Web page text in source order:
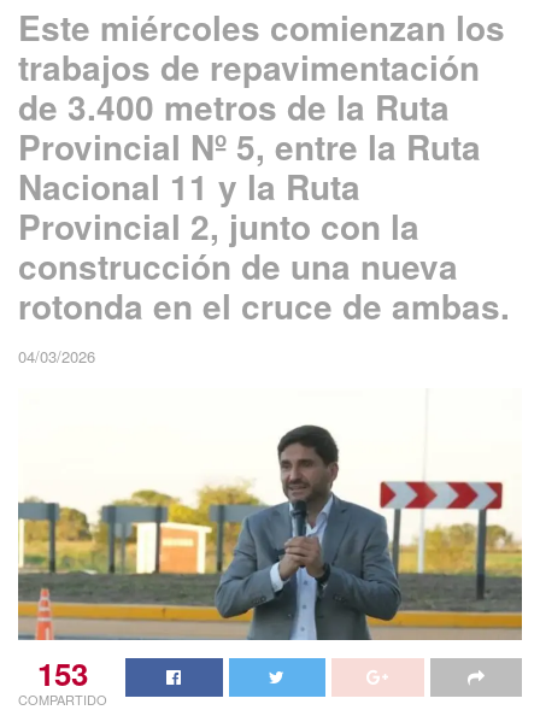
Este miércoles comienzan los
trabajos de repavimentación
de 3.400 metros de la Ruta
Provincial Nº 5, entre la Ruta
Nacional 11 y la Ruta
Provincial 2, junto con la
construcción de una nueva
rotonda en el cruce de ambas.
04/03/2026
153
COMPARTIDO